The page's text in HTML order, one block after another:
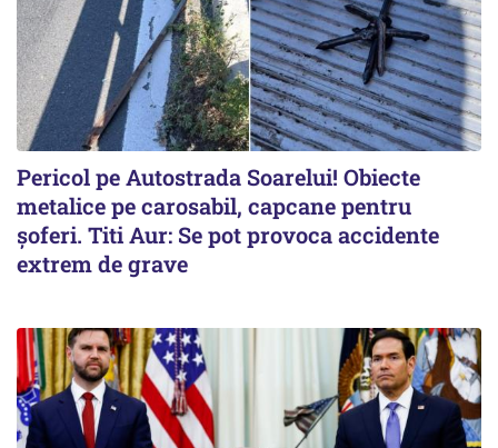
Pericol pe Autostrada Soarelui! Obiecte
metalice pe carosabil, capcane pentru
șoferi. Titi Aur: Se pot provoca accidente
extrem de grave